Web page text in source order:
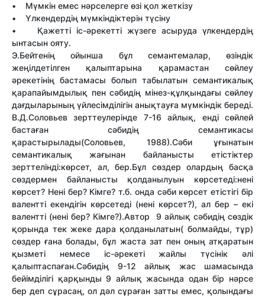
• Мүмкін емес нәрселерге өзі қол жеткізу
• Үлкендердің мүмкіндіктерін түсіну
• Қажетті іс-әрекетті жүзеге асыруда үлкендердің
ынтасын ояту.
Э.Бейтенің ойынша бұл семантемалар, өзіндік
жеңілдетілген қалыптарына қарамастан сөйлеу
әрекетінің бастамасы болып табылатын семантикалық
қарапайымдылық пен сәбидің мінез-құлқындағы сөйлеу
дағдыларының үйлесімділігін анықтауға мүмкіндік береді.
В.Д.Соловьев зерттеулерінде 7-16 айлық, енді сөйлей
бастаған сәбидің семантикасы
қарастырылады(Соловьев, 1988).Сәби ұғынатын
семантикалық жағынан байланысты етістіктер
зерттелінді:көрсет, ал, бер.Бұл сөздер олардың басқа
сөздермен байланысты қолданылуын көрсетеді:нені
көрсет? Нені бер? Кімге? т.б. онда сәби көрсет етістігі бір
валентті екендігін көрсетеді (нені көрсет?), ал бер – екі
валентті (нені бер? Кімге?).Автор 9 айлық сәбидің сөздік
қорында тек жеке дара қолданылатын( болмайды, тұр)
сөздер ғана болады, бұл жаста зат пен оның атқаратын
қызметі немесе іс-әрекеті жайлы түсінік әлі
қалыптаспаған.Сәбидің 9-12 айлық жас шамасында
бейімділігі қарқынды 9 айлық жасында одан бір нәрсе
бер деп сұрасаң, ол дәл сұраған затты емес, қолындағы